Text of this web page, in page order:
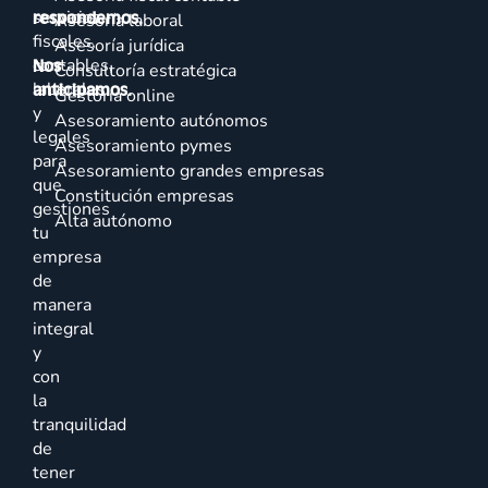
servicios
fiscales,
contables,
laborales
y
legales
para
que
gestiones
tu
empresa
de
manera
integral
y
con
la
tranquilidad
de
tener
respondemos.
Nos
anticipamos.
Asesoría laboral
Asesoría jurídica
Consultoría estratégica
Gestoría online
Asesoramiento autónomos
Asesoramiento pymes
Asesoramiento grandes empresas
Constitución empresas
Alta autónomo